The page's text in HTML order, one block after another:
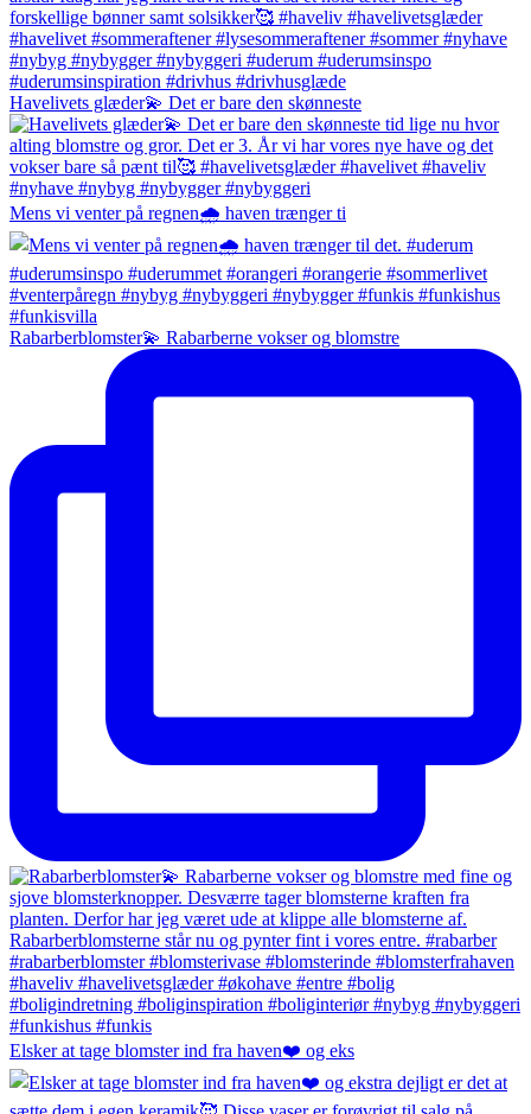
Havelivets glæder💫 Det er bare den skønneste
Mens vi venter på regnen🌧️ haven trænger ti
Rabarberblomster💫 Rabarberne vokser og blomstre
Elsker at tage blomster ind fra haven❤️ og eks